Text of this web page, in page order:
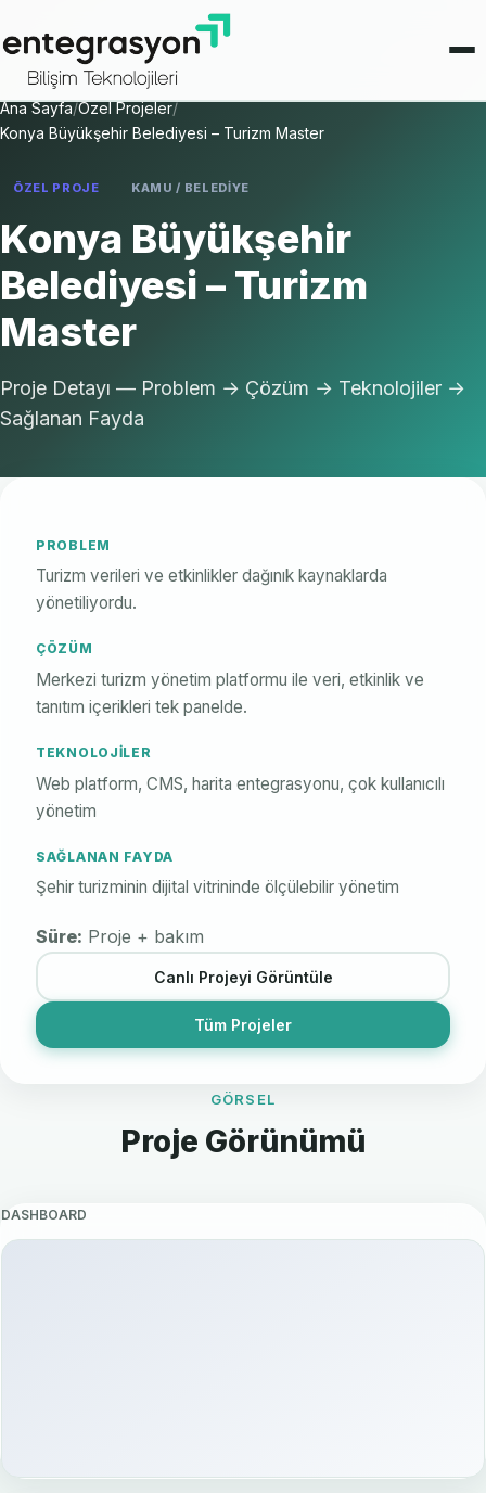
Ana Sayfa/Özel Projeler/
Konya Büyükşehir Belediyesi – Turizm Master
ÖZEL PROJE KAMU / BELEDIYE
Konya Büyükşehir
Belediyesi – Turizm
Master
Proje Detayı — Problem → Çözüm → Teknolojiler →
Sağlanan Fayda
PROBLEM
Turizm verileri ve etkinlikler dağınık kaynaklarda
yönetiliyordu.
ÇÖZÜM
Merkezi turizm yönetim platformu ile veri, etkinlik ve
tanıtım içerikleri tek panelde.
TEKNOLOJILER
Web platform, CMS, harita entegrasyonu, çok kullanıcılı
yönetim
SAĞLANAN FAYDA
Şehir turizminin dijital vitrininde ölçülebilir yönetim
Süre: Proje + bakım
Canlı Projeyi Görüntüle
Tüm Projeler
GÖRSEL
Proje Görünümü
DASHBOARD